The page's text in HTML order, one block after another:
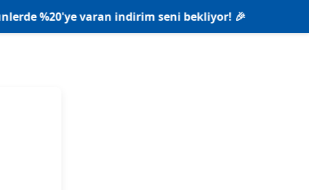
varan indirim seni bekliyor! 🎉